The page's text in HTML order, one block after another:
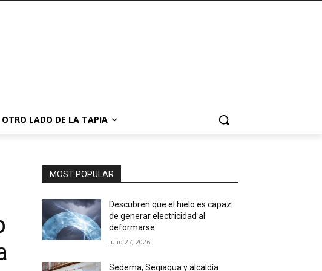
OTRO LADO DE LA TAPIA
MOST POPULAR
Descubren que el hielo es capaz
de generar electricidad al
deformarse
julio 27, 2026
Sedema, Segiagua y alcaldía